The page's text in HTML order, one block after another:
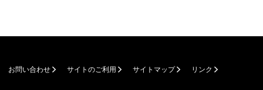
お問い合わせ サイトのご利用 サイトマップ リンク